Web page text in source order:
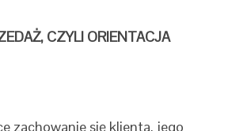
CZYLI ORIENTACJA
zachowanie się klienta, jego